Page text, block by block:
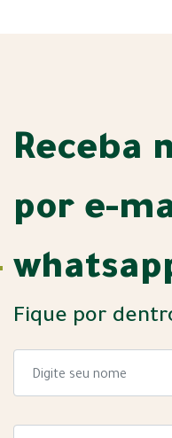
Receba
por e-
Fique por